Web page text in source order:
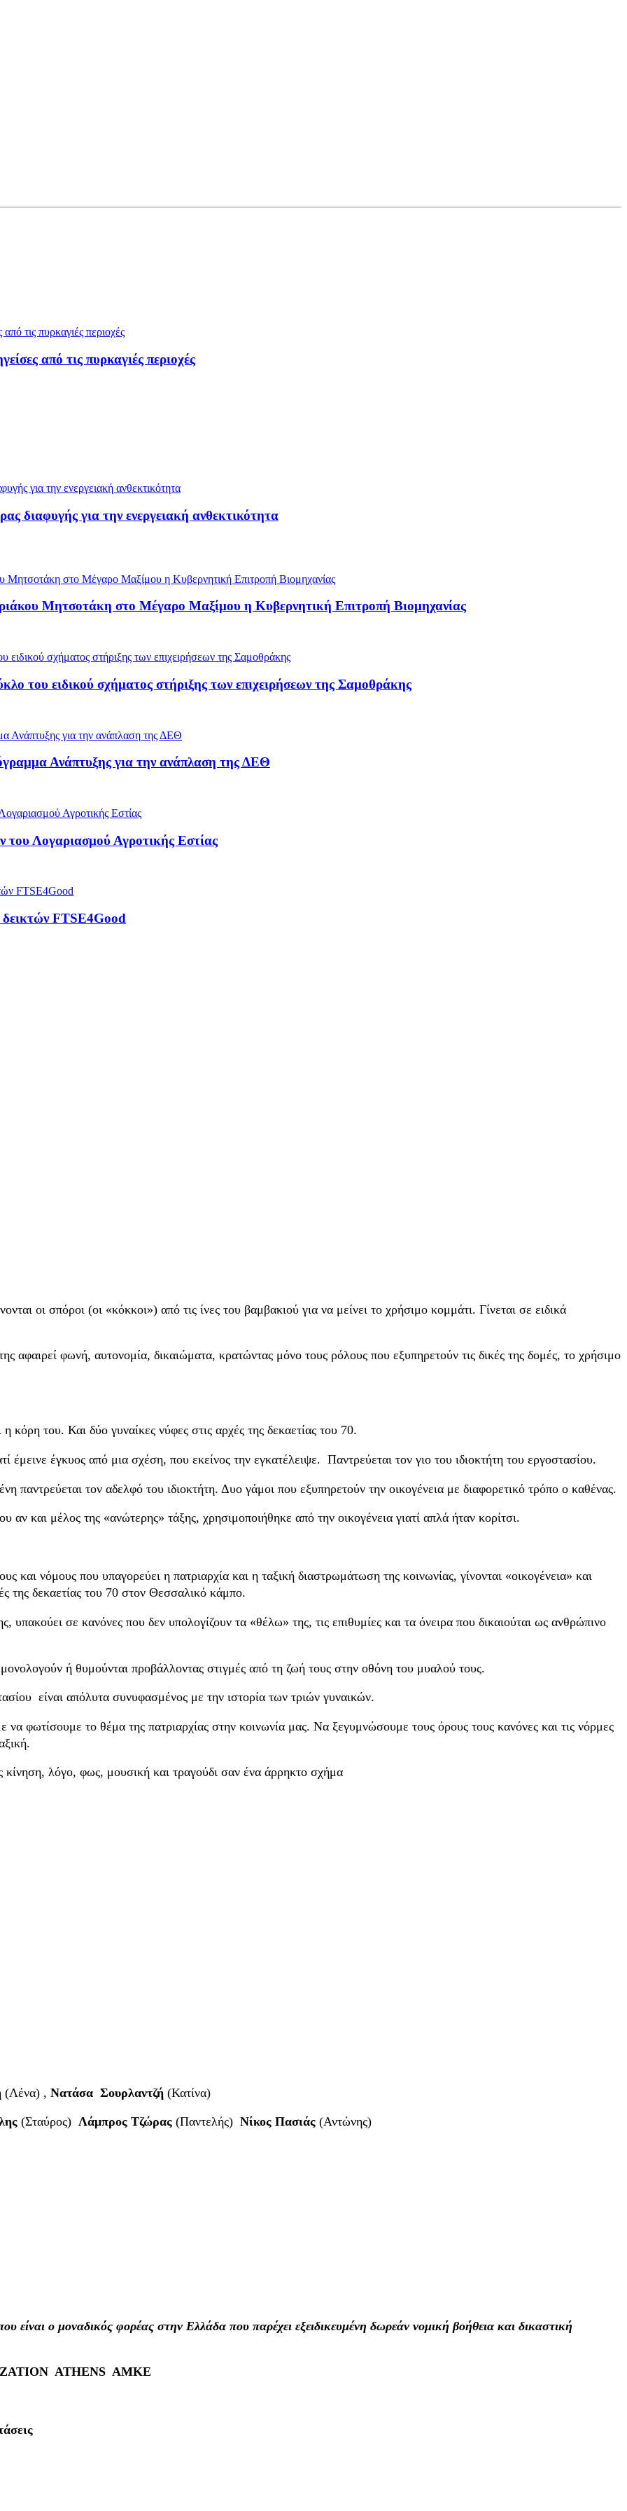
από τις πυρκαγιές περιοχές
διαφυγής για την ενεργειακή ανθεκτικότητα
Μητσοτάκη στο Μέγαρο Μαξίμου η Κυβερνητική Επιτροπή Βιομηχανίας
του ειδικού σχήματος στήριξης των επιχειρήσεων της Σαμοθράκης
Ανάπτυξης για την ανάπλαση της ΔΕΘ
Λογαριασμού Αγροτικής Εστίας
δεικτών FTSE4Good
οι σπόροι (οι «κόκκοι») από τις ίνες του βαμβακιού για να μείνει το χρήσιμο κομμάτι. Γίνεται σε ειδικά
αφαιρεί φωνή, αυτονομία, δικαιώματα, κρατώντας μόνο τους ρόλους που εξυπηρετούν τις δικές της δομές, το χρήσιμο
κόρη του. Και δύο γυναίκες νύφες στις αρχές της δεκαετίας του 70.
έμεινε έγκυος από μια σχέση, που εκείνος την εγκατέλειψε. Παντρεύεται τον γιο του ιδιοκτήτη του εργοστασίου.
παντρεύεται τον αδελφό του ιδιοκτήτη. Δυο γάμοι που εξυπηρετούν την οικογένεια με διαφορετικό τρόπο ο καθένας.
αν και μέλος της «ανώτερης» τάξης, χρησιμοποιήθηκε από την οικογένεια γιατί απλά ήταν κορίτσι.
και νόμους που υπαγορεύει η πατριαρχία και η ταξική διαστρωμάτωση της κοινωνίας, γίνονται «οικογένεια» και
της δεκαετίας του 70 στον Θεσσαλικό κάμπο.
υπακούει σε κανόνες που δεν υπολογίζουν τα «θέλω» της, τις επιθυμίες και τα όνειρα που δικαιούται ως ανθρώπινο
ή θυμούνται προβάλλοντας στιγμές από τη ζωή τους στην οθόνη του μυαλού τους.
είναι απόλυτα συνυφασμένος με την ιστορία των τριών γυναικών.
το θέμα της πατριαρχίας στην κοινωνία μας. Να ξεγυμνώσουμε τους όρους τους κανόνες και τις νόρμες
λόγο, φως, μουσική και τραγούδι σαν ένα άρρηκτο σχήμα
(Λένα) , Νατάσα Σουρλαντζή (Κατίνα)
(Σταύρος) Λάμπρος Τζώρας (Παντελής) Νίκος Πασιάς (Αντώνης)
ο μοναδικός φορέας στην Ελλάδα που παρέχει εξειδικευμένη δωρεάν νομική βοήθεια και δικαστική
ATHENS AMKE